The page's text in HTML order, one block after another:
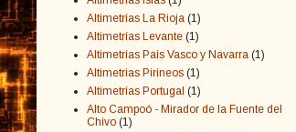
Altimetrías La Rioja (1)
Altimetrías Levante (1)
Altimetrías País Vasco y Navarra (1)
Altimetrias Pirineos (1)
Altimetrías Portugal (1)
Alto Campoó - Mirador de la Fuente del
Chivo (1)